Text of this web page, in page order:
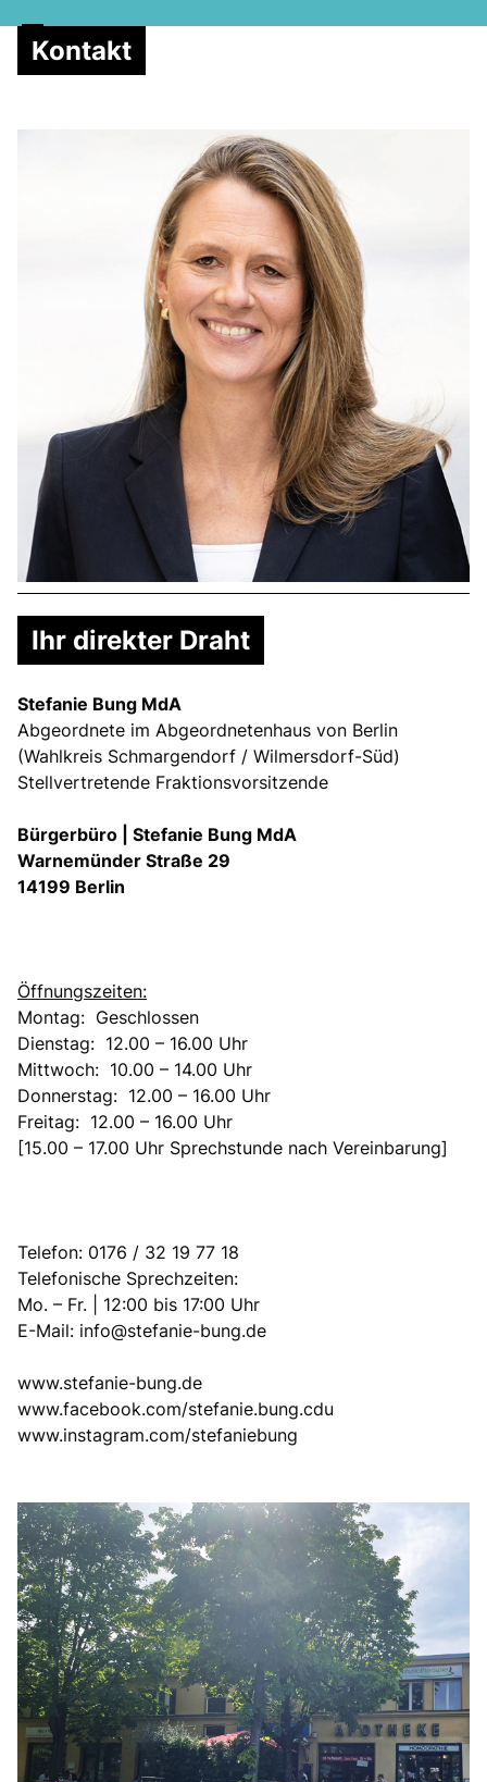
MELDUNGEN
SOZIALE MEDIEN
KLARTEXT
Kontakt
Ihr direkter Draht
Stefanie Bung MdA
Abgeordnete im Abgeordnetenhaus von Berlin
(Wahlkreis Schmargendorf / Wilmersdorf-Süd)
Stellvertretende Fraktionsvorsitzende
Bürgerbüro | Stefanie Bung MdA
Warnemünder Straße 29
14199 Berlin
Öffnungszeiten:
Montag: Geschlossen
Dienstag: 12.00 – 16.00 Uhr
Mittwoch: 10.00 – 14.00 Uhr
Donnerstag: 12.00 – 16.00 Uhr
Freitag: 12.00 – 16.00 Uhr
[15.00 – 17.00 Uhr Sprechstunde nach Vereinbarung]
Telefon: 0176 / 32 19 77 18
Telefonische Sprechzeiten:
Mo. – Fr. | 12:00 bis 17:00 Uhr
E-Mail: info@stefanie-bung.de
www.stefanie-bung.de
www.facebook.com/stefanie.bung.cdu
www.instagram.com/stefaniebung